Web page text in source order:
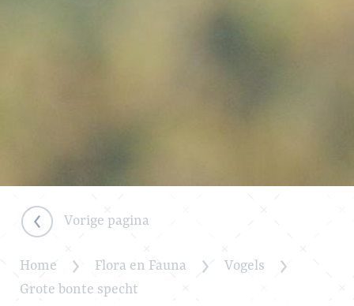
Vorige pagina
Home Flora en Fauna
Vogels
Grote bonte specht